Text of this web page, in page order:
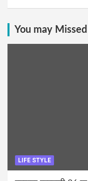
You may Missed
LIFE STYLE